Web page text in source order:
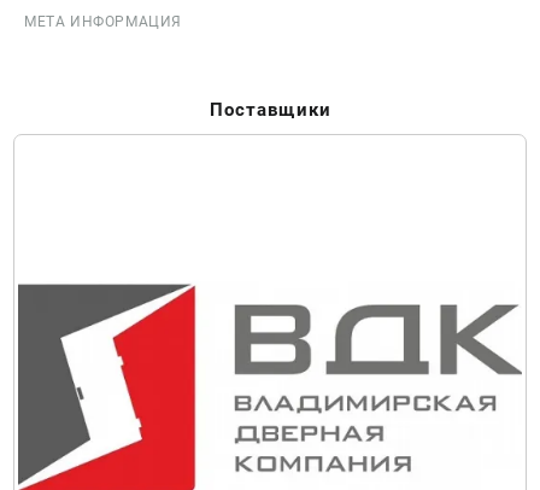
МЕТА ИНФОРМАЦИЯ
Поставщики